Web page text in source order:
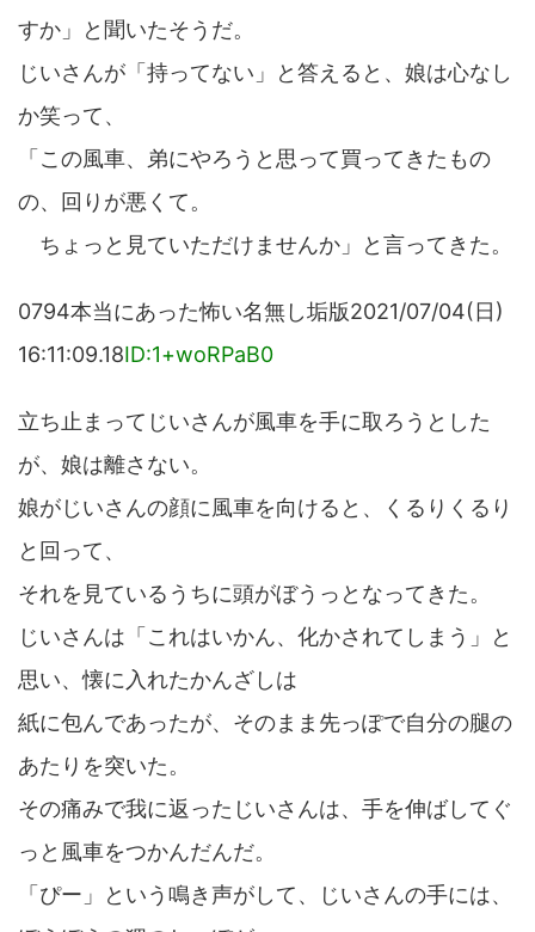
すか」と聞いたそうだ。
じいさんが「持ってない」と答えると、娘は心なし
か笑って、
「この風車、弟にやろうと思って買ってきたもの
の、回りが悪くて。
ちょっと見ていただけませんか」と言ってきた。
0794本当にあった怖い名無し垢版2021/07/04(日)
16:11:09.18ID:1+woRPaB0
立ち止まってじいさんが風車を手に取ろうとした
が、娘は離さない。
娘がじいさんの顔に風車を向けると、くるりくるり
と回って、
それを見ているうちに頭がぼうっとなってきた。
じいさんは「これはいかん、化かされてしまう」と
思い、懐に入れたかんざしは
紙に包んであったが、そのまま先っぽで自分の腿の
あたりを突いた。
その痛みで我に返ったじいさんは、手を伸ばしてぐ
っと風車をつかんだんだ。
「ぴー」という鳴き声がして、じいさんの手には、